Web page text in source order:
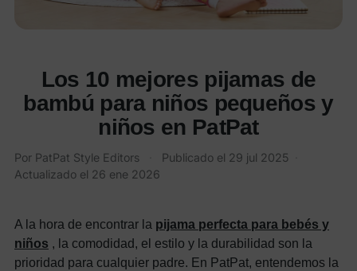
Los 10 mejores pijamas de
bambú para niños pequeños y
niños en PatPat
Por PatPat Style Editors Publicado el 29 jul 2025
Actualizado el 26 ene 2026
A la hora de encontrar la pijama perfecta para bebés y
niños , la comodidad, el estilo y la durabilidad son la
prioridad para cualquier padre. En PatPat, entendemos la